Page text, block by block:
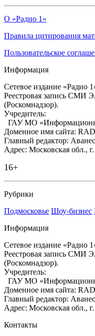
О «Радио 1»
Правила цитирования
Пользовательское
Информация
Сетевое издание «Радио
Реестровая запись СМИ
(Роскомнадзор).
Учредитель:
ГАУ МО
Доменное имя сайта:
Главный редактор:
Адрес: Московская обл.,
16+
Рубрики
Подмосковье Шоу-бизнес
Информация
Сетевое издание «Радио
Реестровая запись СМИ
(Роскомнадзор).
Учредитель:
ГАУ МО
Доменное имя сайта:
Главный редактор:
Адрес: Московская обл.,
Контакты